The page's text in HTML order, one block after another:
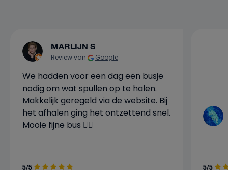
MARLIJN S
Review van Google
We hadden voor een dag een busje
nodig om wat spullen op te halen.
Makkelijk geregeld via de website. Bij
het afhalen ging het ontzettend snel.
Mooie fijne bus 👍🏼
5/5 5/5